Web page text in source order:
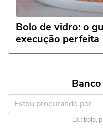
Bolo de vidro: o
execução perfeita
Ex.: bolo,